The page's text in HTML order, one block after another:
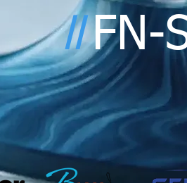
llFN-